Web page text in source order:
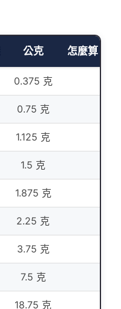
公克 怎麼算（
0.375 克
0.75 克
1.125 克
1.5 克
1.875 克
2.25 克
3.75 克
7.5 克
18.75 克